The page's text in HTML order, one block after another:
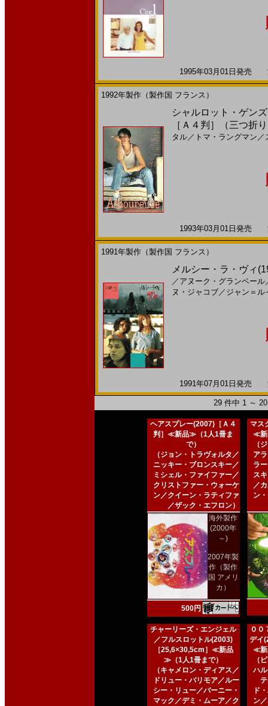
1995年03月01日発売
1992年製作（製作国 フランス）
シャルロット・ゲン
［Ａ４判］（三つ折
タル／ トマ・ラングマン ／
1993年03月01日発売
1991年製作（製作国 フランス）
メルシー・ラ・ヴィ
／ アヌーク・グランベール
ヌ・ジャコブ／ ジャン＝ル
1991年07月01日発売
29 件中 1 ～
ヘアスプレー(2007)［Ａ４
判］≪新品≫（1人1冊ま
で）
（ジョン・トラヴォルタ／
ニッキー・ブロンスキー／
ミシェル・ファイファー／
クリストファー・ウォーケ
ン／クイーン・ラティファ
／ザック・エフロン）
海外製作
(2000年
～)
2007年製
作（製作
国 アメリ
カ）
500円
マス
≪新
（
ア
ラ
ス
／
ン
チャーリーズ・エンジェル
／フルスロットル(2003)
［25,6×30,5cm］≪新品
≫（1人1冊まで）
（キャメロン・ディアス／
ドリュー・バリモア／ルー
シー・リュー／バーニー・
マック／デミ・ムーア／ク
００
デイ
≪新
（
ハ
ド
ン